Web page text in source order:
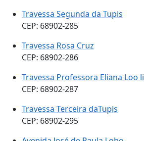
Travessa Segunda da Tupis
CEP: 68902-285
Travessa Rosa Cruz
CEP: 68902-286
Travessa Professora Eliana Loo li
CEP: 68902-287
Travessa Terceira daTupis
CEP: 68902-295